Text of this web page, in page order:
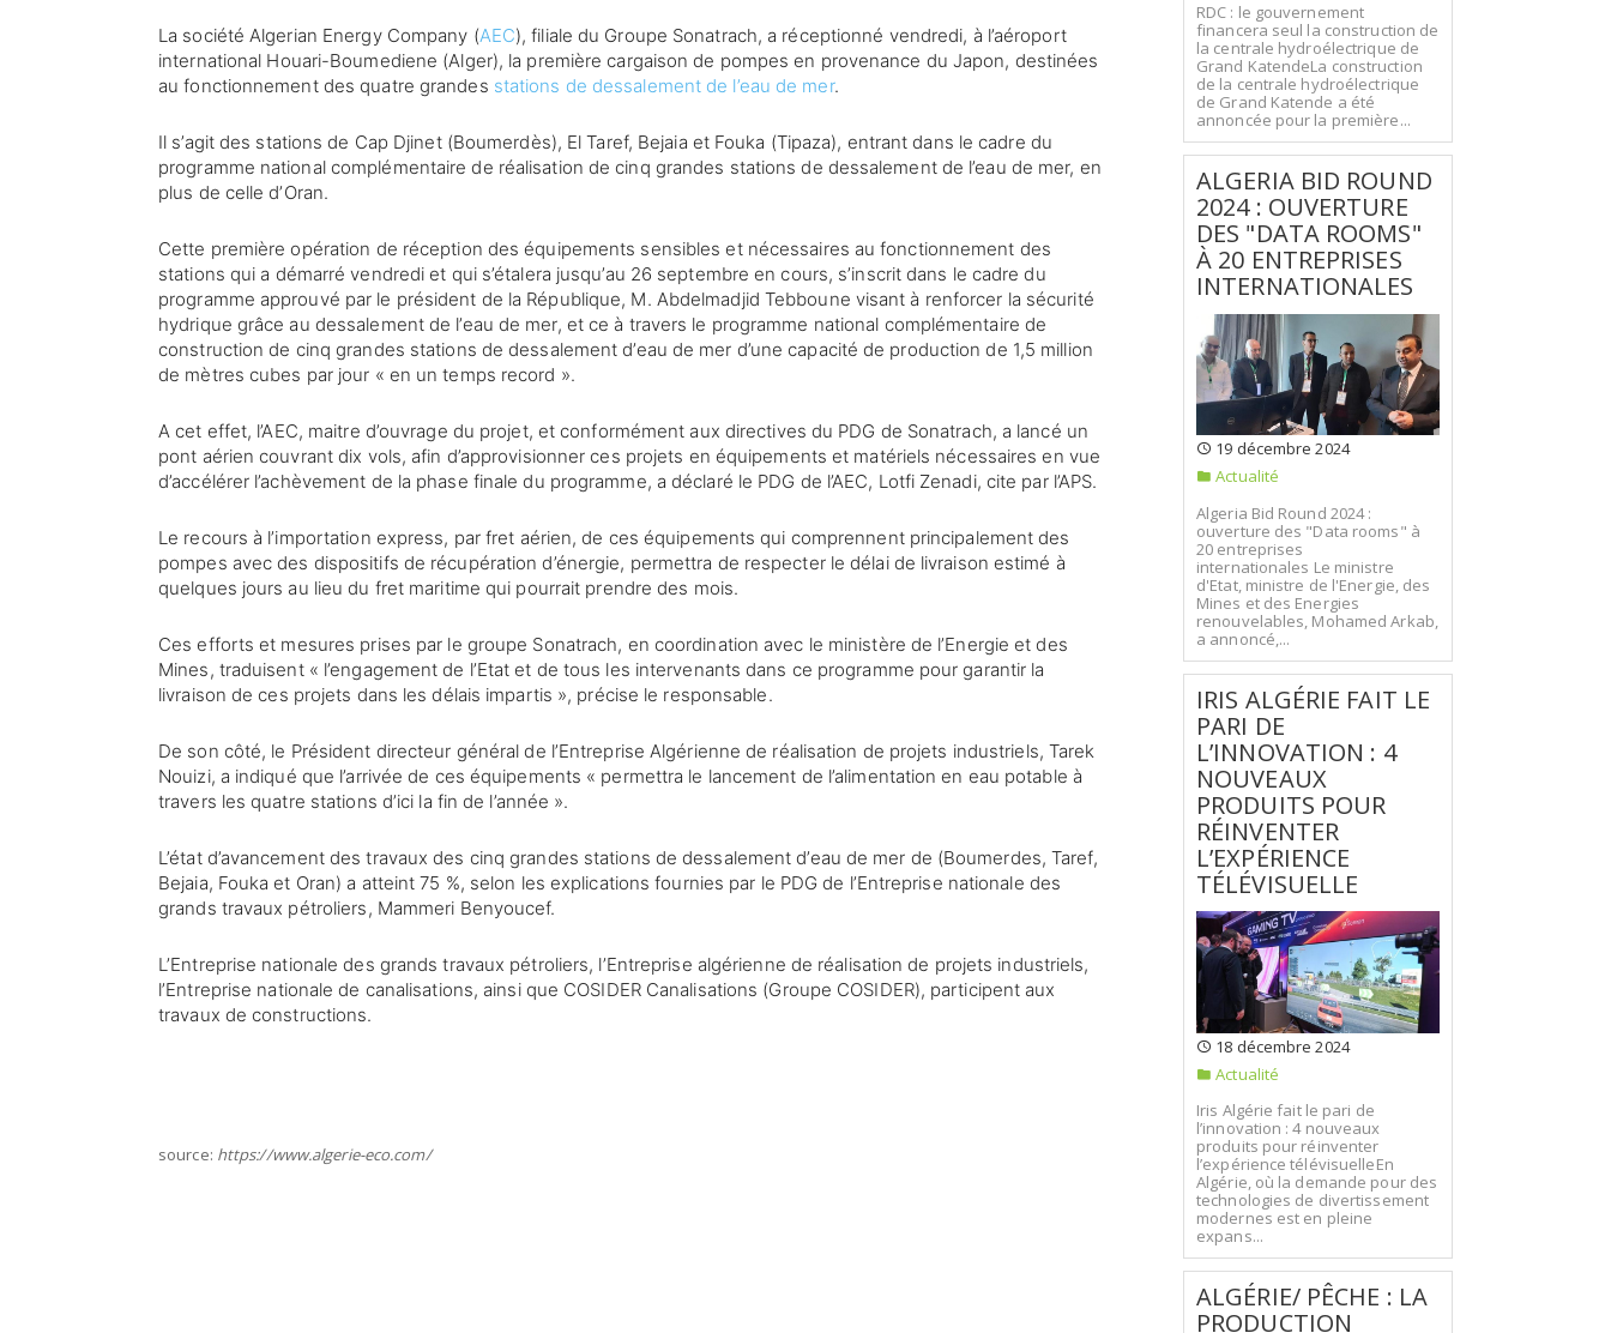
La société Algerian Energy Company (AEC), filiale du Groupe Sonatrach, a réceptionné vendredi, à l’aéroport
international Houari-Boumediene (Alger), la première cargaison de pompes en provenance du Japon, destinées
au fonctionnement des quatre grandes stations de dessalement de l’eau de mer.
Il s’agit des stations de Cap Djinet (Boumerdès), El Taref, Bejaia et Fouka (Tipaza), entrant dans le cadre du
programme national complémentaire de réalisation de cinq grandes stations de dessalement de l’eau de mer, en
plus de celle d’Oran.
Cette première opération de réception des équipements sensibles et nécessaires au fonctionnement des
stations qui a démarré vendredi et qui s’étalera jusqu’au 26 septembre en cours, s’inscrit dans le cadre du
programme approuvé par le président de la République, M. Abdelmadjid Tebboune visant à renforcer la sécurité
hydrique grâce au dessalement de l’eau de mer, et ce à travers le programme national complémentaire de
construction de cinq grandes stations de dessalement d’eau de mer d’une capacité de production de 1,5 million
de mètres cubes par jour « en un temps record ».
A cet effet, l’AEC, maitre d’ouvrage du projet, et conformément aux directives du PDG de Sonatrach, a lancé un
pont aérien couvrant dix vols, afin d’approvisionner ces projets en équipements et matériels nécessaires en vue
d’accélérer l’achèvement de la phase finale du programme, a déclaré le PDG de l’AEC, Lotfi Zenadi, cite par l’APS.
Le recours à l’importation express, par fret aérien, de ces équipements qui comprennent principalement des
pompes avec des dispositifs de récupération d’énergie, permettra de respecter le délai de livraison estimé à
quelques jours au lieu du fret maritime qui pourrait prendre des mois.
Ces efforts et mesures prises par le groupe Sonatrach, en coordination avec le ministère de l’Energie et des
Mines, traduisent « l’engagement de l’Etat et de tous les intervenants dans ce programme pour garantir la
livraison de ces projets dans les délais impartis », précise le responsable.
De son côté, le Président directeur général de l’Entreprise Algérienne de réalisation de projets industriels, Tarek
Nouizi, a indiqué que l’arrivée de ces équipements « permettra le lancement de l’alimentation en eau potable à
travers les quatre stations d’ici la fin de l’année ».
L’état d’avancement des travaux des cinq grandes stations de dessalement d’eau de mer de (Boumerdes, Taref,
Bejaia, Fouka et Oran) a atteint 75 %, selon les explications fournies par le PDG de l’Entreprise nationale des
grands travaux pétroliers, Mammeri Benyoucef.
L’Entreprise nationale des grands travaux pétroliers, l’Entreprise algérienne de réalisation de projets industriels,
l’Entreprise nationale de canalisations, ainsi que COSIDER Canalisations (Groupe COSIDER), participent aux
travaux de constructions.
source: https://www.algerie-eco.com/
RDC : le gouvernement
financera seul la construction de
la centrale hydroélectrique de
Grand KatendeLa construction
de la centrale hydroélectrique
de Grand Katende a été
annoncée pour la première...
ALGERIA BID ROUND
2024 : OUVERTURE
DES "DATA ROOMS"
À 20 ENTREPRISES
INTERNATIONALES
19 décembre 2024
Actualité
Algeria Bid Round 2024 :
ouverture des "Data rooms" à
20 entreprises
internationales Le ministre
d'Etat, ministre de l'Energie, des
Mines et des Energies
renouvelables, Mohamed Arkab,
a annoncé,...
IRIS ALGÉRIE FAIT LE
PARI DE
L’INNOVATION : 4
NOUVEAUX
PRODUITS POUR
RÉINVENTER
L’EXPÉRIENCE
TÉLÉVISUELLE
18 décembre 2024
Actualité
Iris Algérie fait le pari de
l’innovation : 4 nouveaux
produits pour réinventer
l’expérience télévisuelleEn
Algérie, où la demande pour des
technologies de divertissement
modernes est en pleine
expans...
ALGÉRIE/ PÊCHE : LA
PRODUCTION